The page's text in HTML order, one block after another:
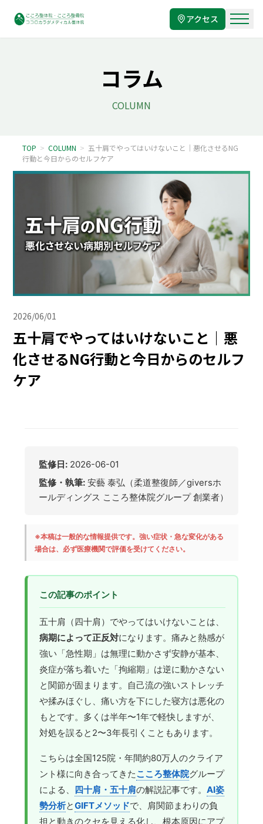
アクセス
コラム
COLUMN
TOP > COLUMN > 五十肩でやってはいけないこと｜悪化させるNG
行動と今日からのセルフケア
2026/06/01
五十肩でやってはいけないこと｜悪
化させるNG行動と今日からのセルフ
ケア
監修日: 2026-06-01
監修・執筆: 安藝 泰弘（柔道整復師／giversホ
ールディングス こころ整体院グループ 創業者）
※本稿は一般的な情報提供です。強い症状・急な変化がある
場合は、必ず医療機関で評価を受けてください。
この記事のポイント
五十肩（四十肩）でやってはいけないことは、
病期によって正反対になります。痛みと熱感が
強い「急性期」は無理に動かさず安静が基本、
炎症が落ち着いた「拘縮期」は逆に動かさない
と関節が固まります。自己流の強いストレッチ
や揉みほぐし、痛い方を下にした寝方は悪化の
もとです。多くは半年〜1年で軽快しますが、
対処を誤ると2〜3年長引くこともあります。
こちらは全国125院・年間約80万人のクライア
ント様に向き合ってきたこころ整体院グループ
による、 四十肩・五十肩の解説記事です。AI姿
勢分析とGIFTメソッドで、肩関節まわりの負
担と動きのクセを見える化し、根本原因にアプ